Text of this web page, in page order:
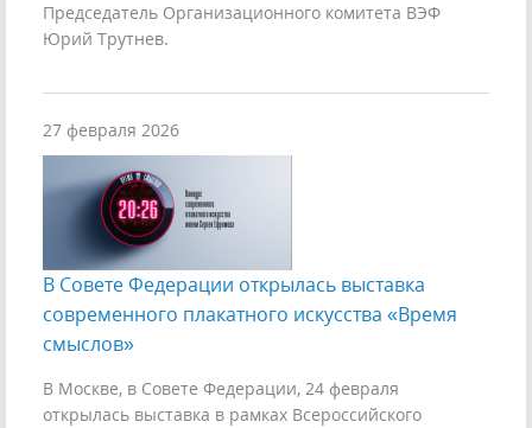
Председатель Организационного комитета ВЭФ
Юрий Трутнев.
27 февраля 2026
В Совете Федерации открылась выставка
современного плакатного искусства «Время
смыслов»
В Москве, в Совете Федерации, 24 февраля
открылась выставка в рамках Всероссийского